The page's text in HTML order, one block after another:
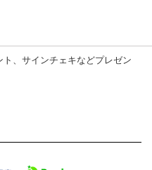
、サインチェキなどプレゼン